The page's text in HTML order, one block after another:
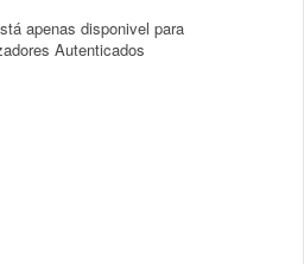
apenas disponivel para
Autenticados